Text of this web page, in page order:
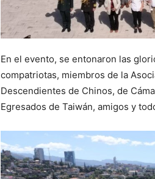
En el evento, se entonaron las
compatriotas, miembros de la
Descendientes de Chinos, de
Egresados de Taiwán, amigos y